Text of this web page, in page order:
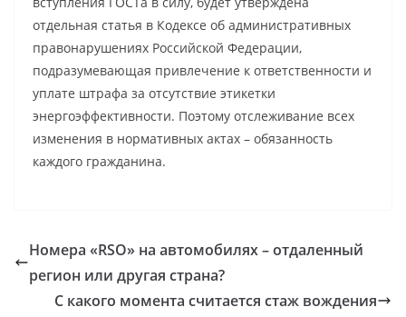
отдельная статья в Кодексе об административных
правонарушениях Российской Федерации,
подразумевающая привлечение к ответственности и
уплате штрафа за отсутствие этикетки
энергоэффективности. Поэтому отслеживание всех
изменения в нормативных актах – обязанность
каждого гражданина.
Номера «RSO» на автомобилях – отдаленный
регион или другая страна?
С какого момента считается стаж вождения